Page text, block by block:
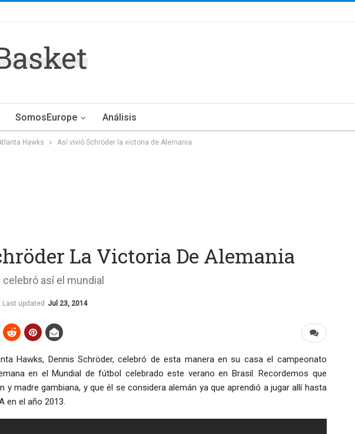
SomosEurope Análisis
Hawks Así vivió Schröder la victoria de Alemania
La Victoria De Alemania
así el mundial
Last updated Jul 23, 2014
Hawks, Dennis Schröder, celebró de esta manera en su casa el campeonato
en el Mundial de fútbol celebrado este verano en Brasil.Recordemos que
y madre gambiana, y que él se considera alemán ya que aprendió a jugar allí hasta
en el año 2013.